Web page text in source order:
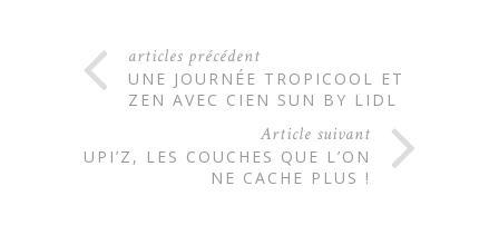
articles précédent
UNE JOURNÉE TROPICOOL ET
ZEN AVEC CIEN SUN BY LIDL
Article suivant
POUPI’Z, LES COUCHES QUE L’ON
NE CACHE PLUS !